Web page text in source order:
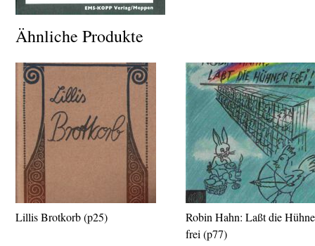
Ähnliche Produkte
Lillis Brotkorb (p25)
Robin Hahn: Laßt die
frei (p77)